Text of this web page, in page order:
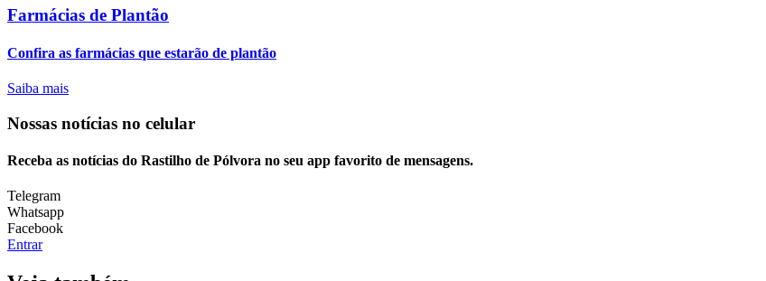
Farmácias de Plantão
Confira as farmácias que estarão de plantão
Saiba mais
Nossas notícias no celular
Receba as notícias do Rastilho de Pólvora no seu app favorito de mensagens.
Telegram
Whatsapp
Facebook
Entrar